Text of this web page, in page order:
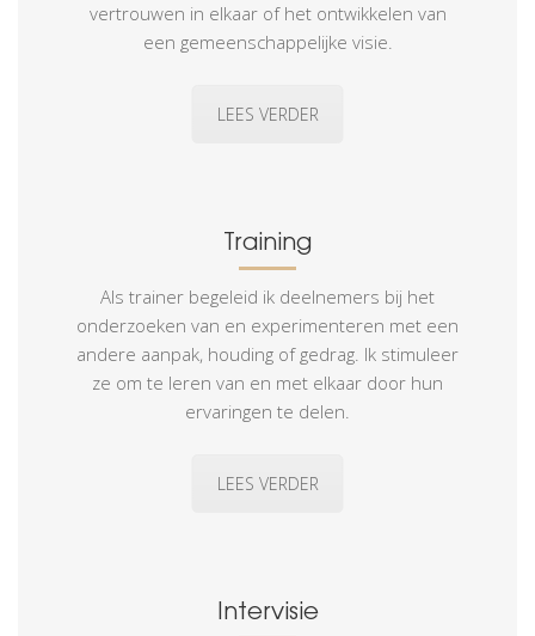
vertrouwen in elkaar of het ontwikkelen van
een gemeenschappelijke visie.
LEES VERDER
Training
Als trainer begeleid ik deelnemers bij het
onderzoeken van en experimenteren met een
andere aanpak, houding of gedrag. Ik stimuleer
ze om te leren van en met elkaar door hun
ervaringen te delen.
LEES VERDER
Intervisie